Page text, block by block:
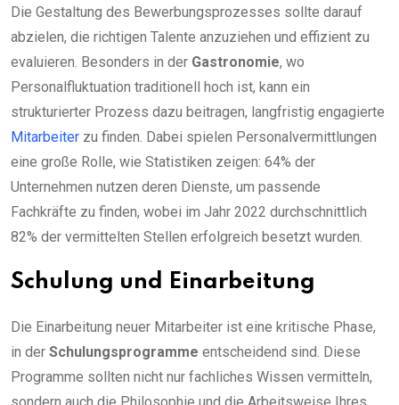
Die Gestaltung des Bewerbungsprozesses sollte darauf
abzielen, die richtigen Talente anzuziehen und effizient zu
evaluieren. Besonders in der Gastronomie, wo
Personalfluktuation traditionell hoch ist, kann ein
strukturierter Prozess dazu beitragen, langfristig engagierte
Mitarbeiter zu finden. Dabei spielen Personalvermittlungen
eine große Rolle, wie Statistiken zeigen: 64% der
Unternehmen nutzen deren Dienste, um passende
Fachkräfte zu finden, wobei im Jahr 2022 durchschnittlich
82% der vermittelten Stellen erfolgreich besetzt wurden.
Schulung und Einarbeitung
Die Einarbeitung neuer Mitarbeiter ist eine kritische Phase,
in der Schulungsprogramme entscheidend sind. Diese
Programme sollten nicht nur fachliches Wissen vermitteln,